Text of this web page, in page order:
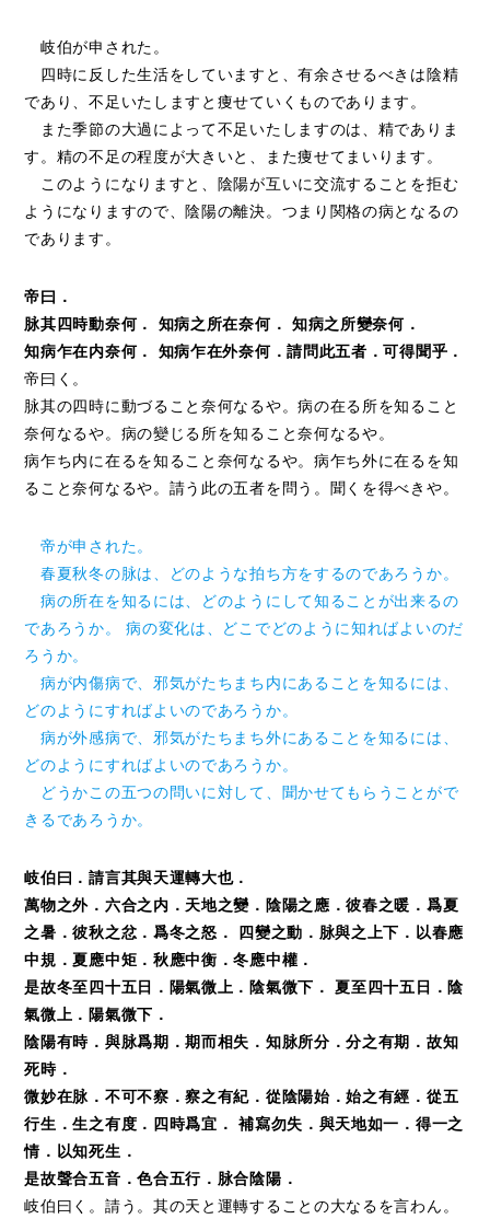
岐伯が申された。
四時に反した生活をしていますと、有余させるべきは陰精
であり、不足いたしますと痩せていくものであります。
また季節の大過によって不足いたしますのは、精でありま
す。精の不足の程度が大きいと、また痩せてまいります。
このようになりますと、陰陽が互いに交流することを拒む
ようになりますので、陰陽の離決。つまり関格の病となるの
であります。
帝曰．
脉其四時動奈何． 知病之所在奈何． 知病之所變奈何．
知病乍在内奈何． 知病乍在外奈何．請問此五者．可得聞乎．
帝曰く。
脉其の四時に動づること奈何なるや。病の在る所を知ること
奈何なるや。病の變じる所を知ること奈何なるや。
病乍ち内に在るを知ること奈何なるや。病乍ち外に在るを知
ること奈何なるや。請う此の五者を問う。聞くを得べきや。
帝が申された。
春夏秋冬の脉は、どのような拍ち方をするのであろうか。
病の所在を知るには、どのようにして知ることが出来るの
であろうか。 病の変化は、どこでどのように知ればよいのだ
ろうか。
病が内傷病で、邪気がたちまち内にあることを知るには、
どのようにすればよいのであろうか。
病が外感病で、邪気がたちまち外にあることを知るには、
どのようにすればよいのであろうか。
どうかこの五つの問いに対して、聞かせてもらうことがで
きるであろうか。
岐伯曰．請言其與天運轉大也．
萬物之外．六合之内．天地之變．陰陽之應．彼春之暖．爲夏
之暑．彼秋之忿．爲冬之怒． 四變之動．脉與之上下．以春應
中規．夏應中矩．秋應中衡．冬應中權．
是故冬至四十五日．陽氣微上．陰氣微下． 夏至四十五日．陰
氣微上．陽氣微下．
陰陽有時．與脉爲期．期而相失．知脉所分．分之有期．故知
死時．
微妙在脉．不可不察．察之有紀．從陰陽始．始之有經．從五
行生．生之有度．四時爲宜． 補寫勿失．與天地如一．得一之
情．以知死生．
是故聲合五音．色合五行．脉合陰陽．
岐伯曰く。請う。其の天と運轉することの大なるを言わん。